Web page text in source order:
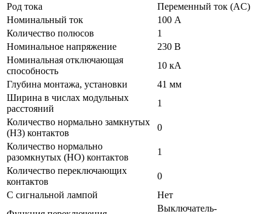
Род тока
Переменный ток (AC)
Номинальный ток
100 А
Количество полюсов
1
Номинальное напряжение
230 В
Номинальная отключающая
способность
10 кА
Глубина монтажа, установки
41 мм
Ширина в числах модульных
расстояний
1
Количество нормально замкнутых
(НЗ) контактов
0
Количество нормально
разомкнутых (НО) контактов
1
Количество переключающих
контактов
0
С сигнальной лампой
Нет
Выключатель-